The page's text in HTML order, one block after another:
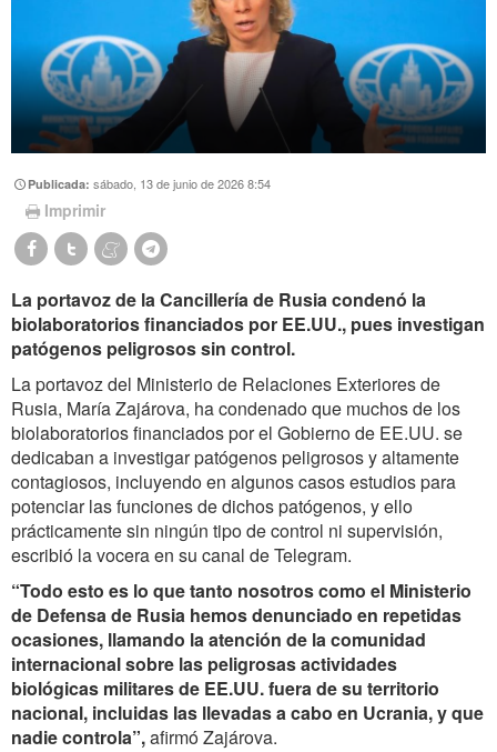
Publicada:sábado, 13 de junio de 2026 8:54
Imprimir
La portavoz de la Cancillería de Rusia condenó la
biolaboratorios financiados por EE.UU., pues investigan
patógenos peligrosos sin control.
La portavoz del Ministerio de Relaciones Exteriores de
Rusia, María Zajárova, ha condenado que muchos de los
biolaboratorios financiados por el Gobierno de EE.UU. se
dedicaban a investigar patógenos peligrosos y altamente
contagiosos, incluyendo en algunos casos estudios para
potenciar las funciones de dichos patógenos, y ello
prácticamente sin ningún tipo de control ni supervisión,
escribió la vocera en su canal de Telegram.
“Todo esto es lo que tanto nosotros como el Ministerio
de Defensa de Rusia hemos denunciado en repetidas
ocasiones, llamando la atención de la comunidad
internacional sobre las peligrosas actividades
biológicas militares de EE.UU. fuera de su territorio
nacional, incluidas las llevadas a cabo en Ucrania, y que
nadie controla”,afirmó Zajárova.